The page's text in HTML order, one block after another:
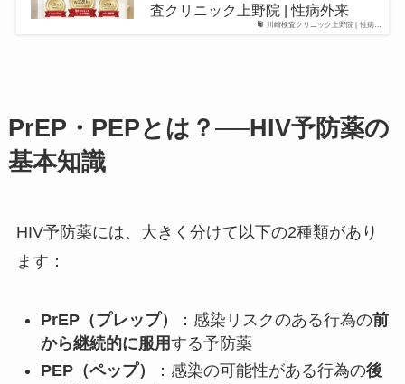
川崎検査クリニック上野院 | 性病…
査クリニック上野院 | 性病外来
PrEP・PEPとは？──HIV予防薬の
基本知識
HIV予防薬には、大きく分けて以下の2種類があり
ます：
PrEP（プレップ） ：感染リスクのある行為の前
から継続的に服用する予防薬
PEP（ペップ）
：感染の可能性がある行為の後